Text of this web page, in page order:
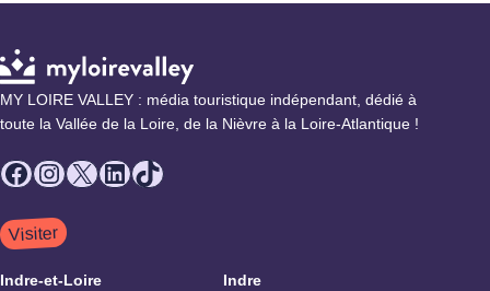
MY LOIRE VALLEY : média touristique indépendant, dédié à
toute la Vallée de la Loire, de la Nièvre à la Loire-Atlantique !
Facebook
Instagram
X LinkedIn
TikTok
Visiter
Indre-et-Loire
Indre